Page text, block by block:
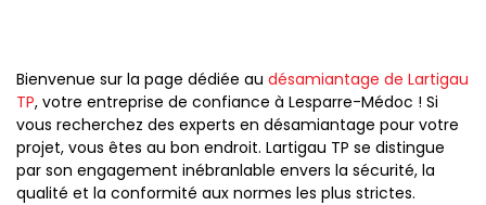
Bienvenue sur la page dédiée au désamiantage de Lartigau
TP, votre entreprise de confiance à Lesparre-Médoc ! Si
vous recherchez des experts en désamiantage pour votre
projet, vous êtes au bon endroit. Lartigau TP se distingue
par son engagement inébranlable envers la sécurité, la
qualité et la conformité aux normes les plus strictes.